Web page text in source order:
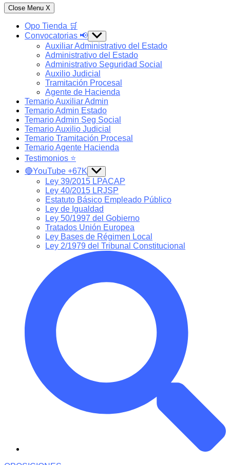
Close Menu X
Opo Tienda 🛒
Convocatorias 📢 Show
sub
menu
Auxiliar Administrativo del Estado
Administrativo del Estado
Administrativo Seguridad Social
Auxilio Judicial
Tramitación Procesal
Agente de Hacienda
Temario Auxiliar Admin
Temario Admin Estado
Temario Admin Seg Social
Temario Auxilio Judicial
Temario Tramitación Procesal
Temario Agente Hacienda
Testimonios ⭐️
🔴YouTube +67K Show
sub
menu
Ley 39/2015 LPACAP
Ley 40/2015 LRJSP
Estatuto Básico Empleado Público
Ley de Igualdad
Ley 50/1997 del Gobierno
Tratados Unión Europea
Ley Bases de Régimen Local
Ley 2/1979 del Tribunal Constitucional